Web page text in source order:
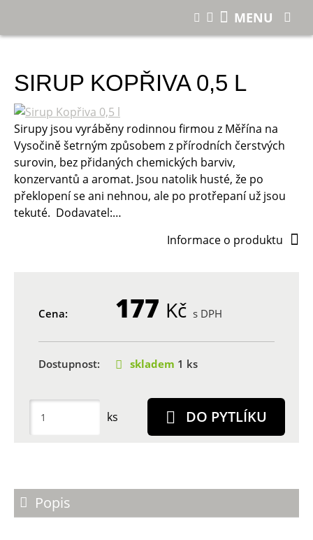
SIRUP KOPŘIVA 0,5 L
Sirupy jsou vyráběny rodinnou firmou z Měřína na
Vysočině šetrným způsobem z přírodních čerstvých
surovin, bez přidaných chemických barviv,
konzervantů a aromat. Jsou natolik husté, že po
překlopení se ani nehnou, ale po protřepaní už jsou
tekuté. Dodavatel:…
Informace o produktu
Cena: 177 Kč s DPH
Dostupnost: skladem 1 ks
ks DO PYTLÍKU
Popis
MENU